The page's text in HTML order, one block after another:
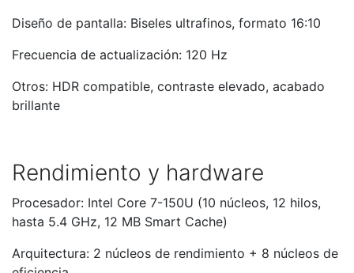
Diseño de pantalla: Biseles ultrafinos, formato 16:10
Frecuencia de actualización: 120 Hz
Otros: HDR compatible, contraste elevado, acabado
brillante
Rendimiento y hardware
Procesador: Intel Core 7-150U (10 núcleos, 12 hilos,
hasta 5.4 GHz, 12 MB Smart Cache)
Arquitectura: 2 núcleos de rendimiento + 8 núcleos de